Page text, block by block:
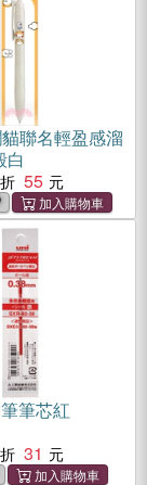
聯名輕盈感溜
白
55
筆芯紅
31